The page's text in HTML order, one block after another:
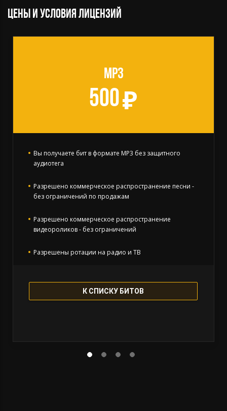
Цены и условия лицензий
MP3
500
Вы получаете бит в формате MP3 без защитного
аудиотега
Разрешено коммерческое распространение песни -
без ограничений по продажам
Разрешено коммерческое распространение
видеороликов - без ограничений
Разрешены ротации на радио и ТВ
Бит остаётся в продаже
К СПИСКУ БИТОВ